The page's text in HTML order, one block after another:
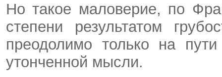
Но такое маловерие, по
степени результатом
преодолимо только на пути
утонченной мысли.